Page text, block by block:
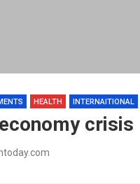
HEALTH INTERNAITIONAL
crisis